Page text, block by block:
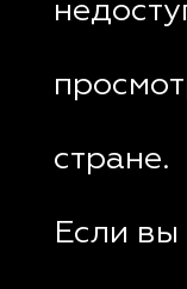
стране.
Если вы